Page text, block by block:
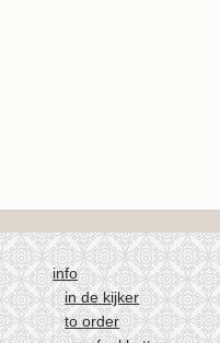
info
in de kijker
to order